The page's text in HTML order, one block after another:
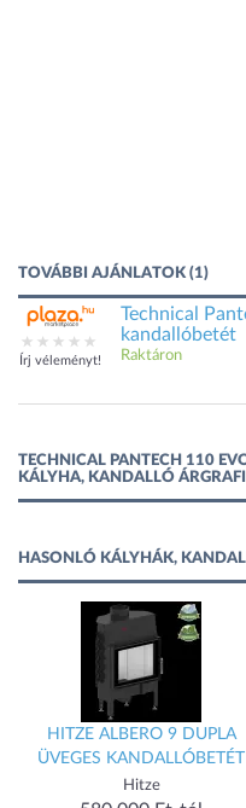
TOVÁBBI AJÁNLATOK (1)
Írj véleményt!
Technical
kandallóbetét
Raktáron
TECHNICAL PANTECH 110
KÁLYHA, KANDALLÓ
HASONLÓ KÁLYHÁK,
HITZE ALBERO 9 DUPLA
ÜVEGES KANDALLÓBETÉT
Hitze